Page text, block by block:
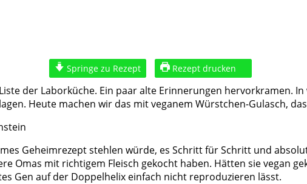
Springe zu Rezept Rezept drucken
der Laborküche. Ein paar alte Erinnerungen hervorkramen.
Heute machen wir das mit veganem Würstchen-Gulasch,
Geheimrezept stehlen würde, es Schritt für Schritt und
Omas mit richtigem Fleisch gekocht haben. Hätten sie vegan
Gen auf der Doppelhelix einfach nicht reproduzieren lässt.